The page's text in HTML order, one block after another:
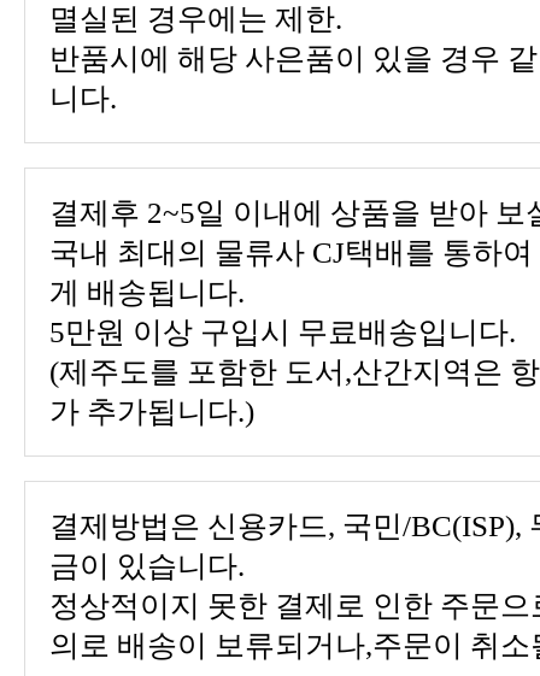
멸실된 경우에는 제한.
니다.
결제후 2~5일 이내에 상품을 받아 보
게 배송됩니다.
5만원 이상 구입시 무료배송입니다.
가 추가됩니다.)
금이 있습니다.
의로 배송이 보류되거나,주문이 취